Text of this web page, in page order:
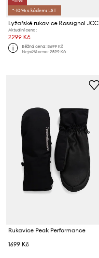
*-10 % s kódem: LST
Lyžařské rukavice Rossignol JCC
Aktuální cena:
2299 Kč
Běžná cena:3699 Kč
Nejnižší cena:2599 Kč
Rukavice Peak Performance
1699 Kč